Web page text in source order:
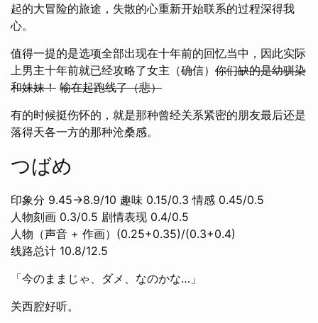
起的大冒险的旅途，失散的心重新开始联系的过程深得我
心。
值得一提的是选项全部出现在十年前的回忆当中，因此实际
上男主十年前就已经攻略了女主（确信） 你们缺的是幼驯染
和妹妹！ 输在起跑线了（悲）
有的时候挺伤怀的，就是那种曾经关系紧密的朋友最后还是
落得天各一方的那种沧桑感。
つばめ
印象分 9.45→8.9/10 趣味 0.15/0.3 情感 0.45/0.5
人物刻画 0.3/0.5 剧情表现 0.4/0.5
人物（声音 + 作画）(0.25+0.35)/(0.3+0.4)
线路总计 10.8/12.5
「今のままじゃ、ダメ、なのかな…」
关西腔好听。